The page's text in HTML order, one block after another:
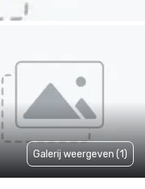
Galerij weergeven (1)